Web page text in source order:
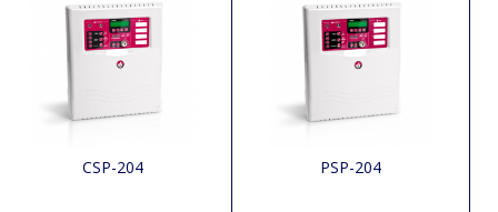
CSP-204 PSP-204